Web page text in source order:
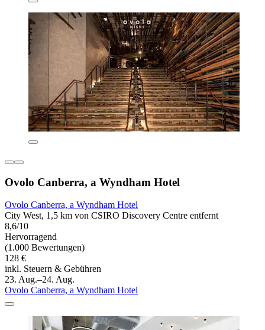
Ovolo Canberra, a Wyndham Hotel
Ovolo Canberra, a Wyndham Hotel
City West, 1,5 km von CSIRO Discovery Centre entfernt
8,6/10
Hervorragend
(1.000 Bewertungen)
128 €
inkl. Steuern & Gebühren
23. Aug.–24. Aug.
Ovolo Canberra, a Wyndham Hotel